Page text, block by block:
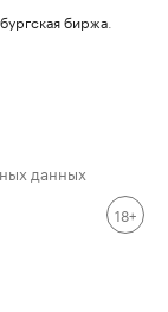
биржа
данных
18+